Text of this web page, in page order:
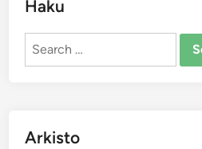
Haku
Search
Arkisto